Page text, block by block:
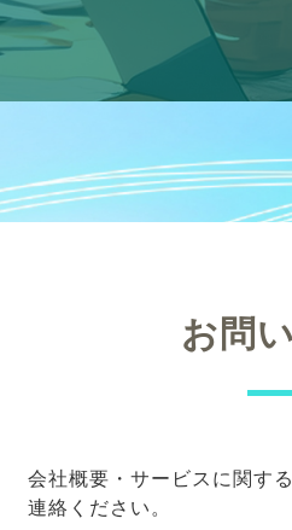
お問
会社概要・サービスに関す
連絡ください。